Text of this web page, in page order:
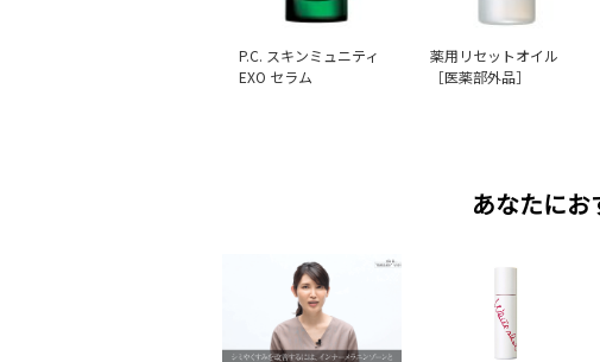
P.C. スキンミュニティ
EXO セラム
薬用リセットオイル
［医薬部外品］
あなたに